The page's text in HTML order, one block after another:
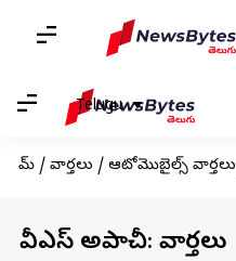
Telugu
హోమ్ / వార్తలు / ఆటోమొబైల్స్ వార్తలు
టీవీఎస్ అపాచీ: వార్తలు